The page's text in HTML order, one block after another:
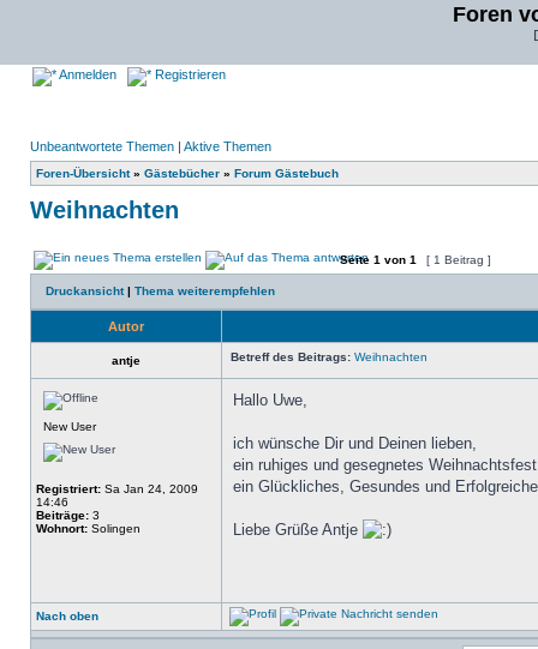
Foren
Anmelden Registrieren
Unbeantwortete Themen | Aktive Themen
Foren-Übersicht» Gästebücher » Forum Gästebuch
Weihnachten
Seite 1 von 1 [ 1 Beitrag ]
Druckansicht| Thema weiterempfehlen
Autor
antje Betreff des Beitrags: Weihnachten
New User
Registriert: Sa Jan 24, 2009
14:46
Beiträge: 3
Wohnort: Solingen
Hallo Uwe,
ich wünsche Dir und Deinen lieben,
ein ruhiges und gesegnetes
ein Glückliches, Gesundes und
Liebe Grüße Antje
Nach oben